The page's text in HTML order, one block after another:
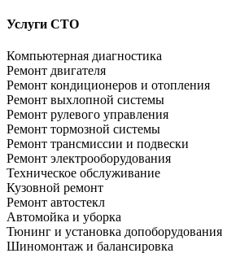
Услуги СТО
Компьютерная диагностика
Ремонт двигателя
Ремонт кондиционеров и отопления
Ремонт выхлопной системы
Ремонт рулевого управления
Ремонт тормозной системы
Ремонт трансмиссии и подвески
Ремонт электрооборудования
Техническое обслуживание
Кузовной ремонт
Ремонт автостекл
Автомойка и уборка
Тюнинг и установка допоборудования
Шиномонтаж и балансировка